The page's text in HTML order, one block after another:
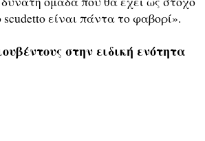
είναι πάντα το φαβορί».
στην ειδική ενότητα